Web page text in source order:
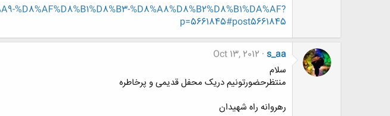
%D8%A8%D8%B2%D8%B1%DA%AF?
p=5661845#post5661845
s_aa
Oct 13, 2012
سلام
منتظرحضورتونیم دریک محفل قدیمی و پرخاطره
رهروانه راه شهیدان